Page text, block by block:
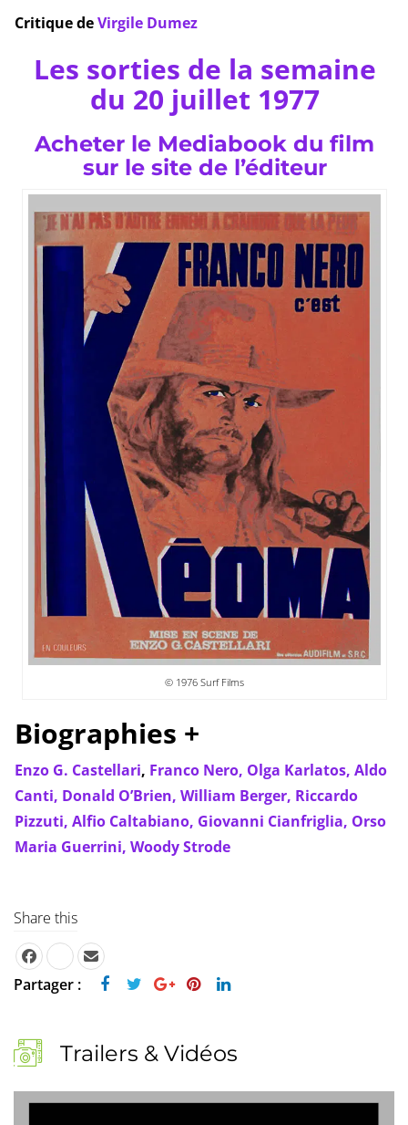
Critique deVirgile Dumez
Les sorties de la semaine
du 20 juillet 1977
Acheter le Mediabook du film
sur le site de l’éditeur
© 1976 Surf Films
Biographies +
Enzo G. Castellari, Franco Nero, Olga Karlatos, Aldo
Canti, Donald O’Brien, William Berger, Riccardo
Pizzuti, Alfio Caltabiano, Giovanni Cianfriglia, Orso
Maria Guerrini, Woody Strode
Share this
Partager :
Trailers & Vidéos